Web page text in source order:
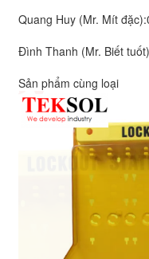
Quang Huy (Mr. Mít đặc):
Đình Thanh (Mr. Biết
Sản phẩm cùng loại